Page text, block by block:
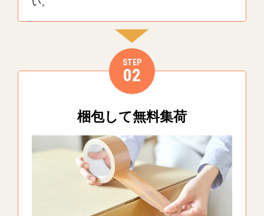
STEP
02
梱包して無料集荷